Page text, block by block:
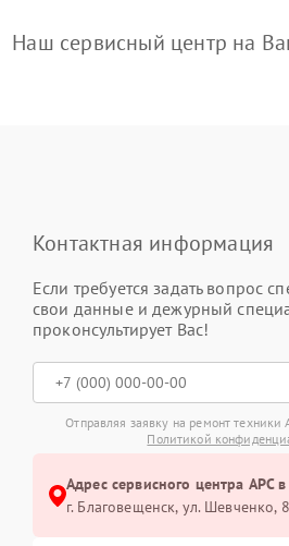
Наш сервисный центр на
Контактная информация
Если требуется задать вопрос
свои данные и дежурный
проконсультирует Вас!
Отправляя заявку на ремонт техники
Политикой
Адрес сервисного центра APC
г. Благовещенск, ул. Шевченко,